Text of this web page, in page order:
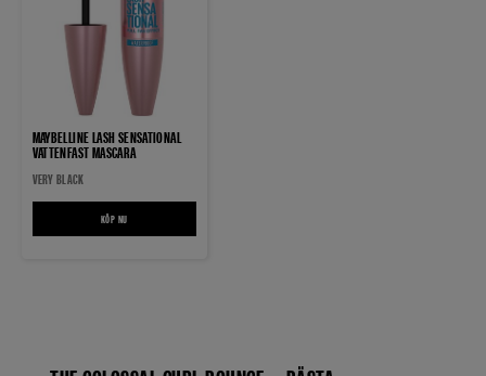
MAYBELLINE LASH SENSATIONAL
VATTENFAST MASCARA
VERY BLACK
KÖP NU